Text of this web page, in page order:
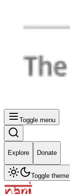
Toggle menu
Explore Donate
Toggle theme